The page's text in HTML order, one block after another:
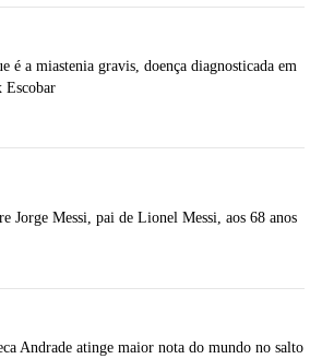
é a miastenia gravis, doença diagnosticada em
Escobar
Jorge Messi, pai de Lionel Messi, aos 68 anos
Andrade atinge maior nota do mundo no salto